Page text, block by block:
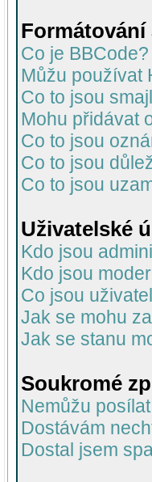
Co je BBCode?
Můžu používat
Co to jsou
Mohu přidávat
Co to jsou
Co to jsou
Co to jsou
Uživatelské
Kdo jsou
Kdo jsou
Co jsou
Jak se mohu
Jak se stanu
Soukromé
Nemůžu
Dostávám
Dostal jsem